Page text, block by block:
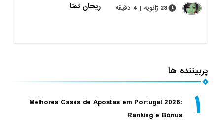
ریحان تمنا
28 ژانویه | 4 دقیقه
پربیننده ها
۱
Melhores Casas de Apostas em Portugal 2026:
Ranking e Bónus